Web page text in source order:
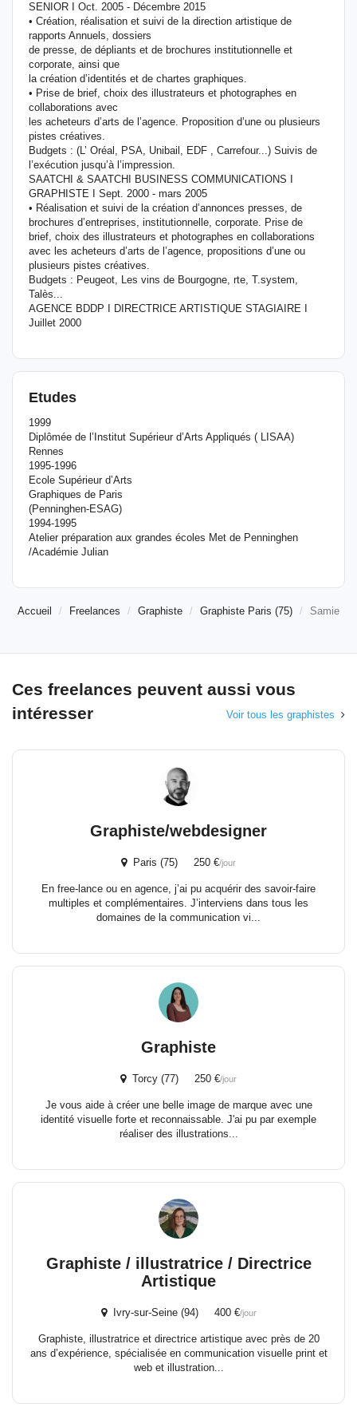
SENIOR I Oct. 2005 - Décembre 2015
• Création, réalisation et suivi de la direction artistique de
rapports Annuels, dossiers
de presse, de dépliants et de brochures institutionnelle et
corporate, ainsi que
la création d’identités et de chartes graphiques.
• Prise de brief, choix des illustrateurs et photographes en
collaborations avec
les acheteurs d’arts de l’agence. Proposition d’une ou plusieurs
pistes créatives.
Budgets : (L’ Oréal, PSA, Unibail, EDF , Carrefour...) Suivis de
l’exécution jusqu’à l’impression.
SAATCHI & SAATCHI BUSINESS COMMUNICATIONS I
GRAPHISTE I Sept. 2000 - mars 2005
• Réalisation et suivi de la création d’annonces presses, de
brochures d’entreprises, institutionnelle, corporate. Prise de
brief, choix des illustrateurs et photographes en collaborations
avec les acheteurs d’arts de l’agence, propositions d’une ou
plusieurs pistes créatives.
Budgets : Peugeot, Les vins de Bourgogne, rte, T.system,
Talès...
AGENCE BDDP I DIRECTRICE ARTISTIQUE STAGIAIRE I
Juillet 2000
Etudes
1999
Diplômée de l’Institut Supérieur d’Arts Appliqués ( LISAA)
Rennes
1995-1996
Ecole Supérieur d’Arts
Graphiques de Paris
(Penninghen-ESAG)
1994-1995
Atelier préparation aux grandes écoles Met de Penninghen
/Académie Julian
Accueil Freelances Graphiste Graphiste Paris (75) Samie
Ces freelances peuvent aussi vous
intéresser
Voir tous les graphistes
Graphiste/webdesigner
Paris (75) 250 €/jour
En free-lance ou en agence, j’ai pu acquérir des savoir-faire
multiples et complémentaires. J’interviens dans tous les
domaines de la communication vi...
Graphiste
Torcy (77) 250 €/jour
Je vous aide à créer une belle image de marque avec une
identité visuelle forte et reconnaissable. J'ai pu par exemple
réaliser des illustrations...
Graphiste / illustratrice / Directrice
Artistique
Ivry-sur-Seine (94) 400 €/jour
Graphiste, illustratrice et directrice artistique avec près de 20
ans d’expérience, spécialisée en communication visuelle print et
web et illustration...